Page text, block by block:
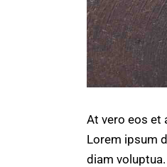
At vero eos et
Lorem ipsum
diam